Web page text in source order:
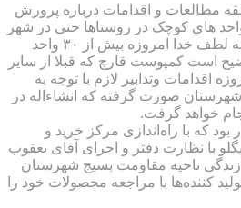
مطالعات و اقدامات درباره پرورش
های کوچک در روستاها حتی در شهر
اقدام به پرورش کردیم که به لطف خدا امروزه بیش از ۳۰ واحد
است کمپوست قارچ که قبلا از سایر
اقدامات وتدابیر لازم با توجه به
شهرستان صورت گرفته که انشاءاله در
خواهد گرفت.
که با راه‌اندازی مرکز خرید و
با نظارت دفتر و اجرای آقای یعقوب
ناحیه مقاومت بسیج شهرستان
کننده‌ها با مراجعه محصولات خود را